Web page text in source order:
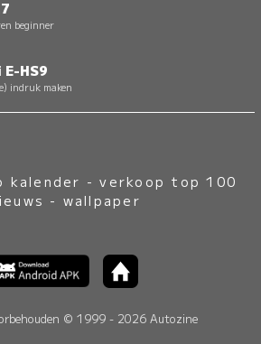
beginner
HS9
indruk maken
kalender -verkoop top 100
- wallpaper
© 1999 - 2026 Autozine